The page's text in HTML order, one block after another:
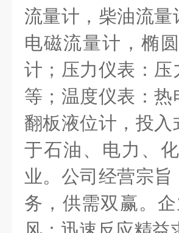
流量计，柴油流
电磁流量计，椭
计；压力仪表：
等；温度仪表：
翻板液位计，投
于石油、电力、
业。公司经营宗
务，供需双赢。